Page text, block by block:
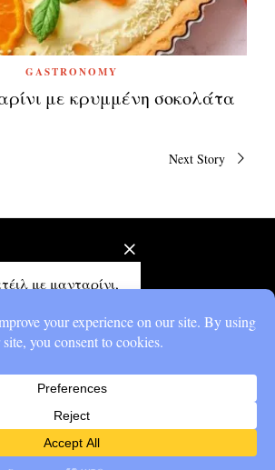
GASTRONOMY
με κρυμμένη σοκολάτα
Next Story
με μανταρίνι,
πολλά
στο ψυγείο;
με μανταρίνι,
φρεσκάδα...